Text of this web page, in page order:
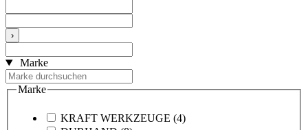
›
Marke
Marke
KRAFT WERKZEUGE (4)